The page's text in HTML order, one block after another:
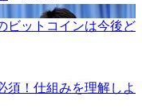
ビットコインは今後ど
須！仕組みを理解しよ